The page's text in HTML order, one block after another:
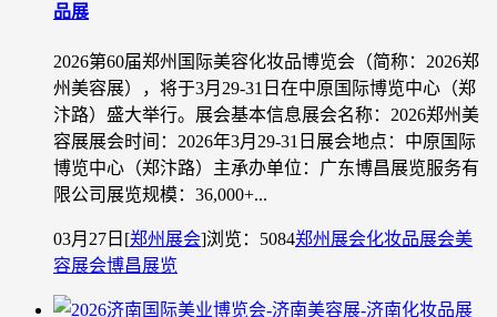
品展
2026第60届郑州国际美容化妆品博览会（简称：2026郑
州美容展），将于3月29-31日在中原国际博览中心（郑
汴路）盛大举行。展会基本信息展会名称：2026郑州美
容展展会时间：2026年3月29-31日展会地点：中原国际
博览中心（郑汴路）主承办单位：广东博昌展览服务有
限公司展览规模：36,000+...
03月27日 [郑州展会]浏览：5084郑州展会化妆品展会美
容展会博昌展览